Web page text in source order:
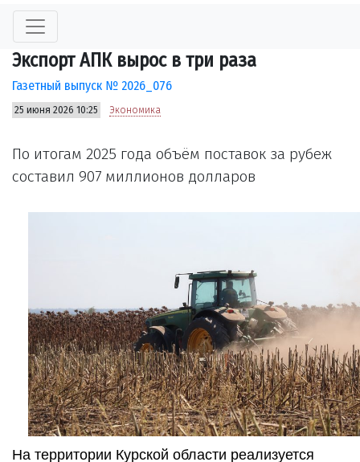
Экспорт АПК вырос в три раза
Газетный выпуск № 2026_076
25 июня 2026 10:25 Экономика
По итогам 2025 года объём поставок за рубеж
составил 907 миллионов долларов
На территории Курской области реализуется